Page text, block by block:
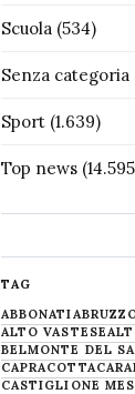
Scuola(534)
Senza categoria
Sport(1.639)
Top news
TAG
ABBONATI
ALTO VASTESE
BELMONTE DEL
CAPRACOTTA
CASTIGLIONE